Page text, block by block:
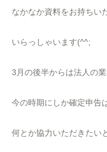
なかなか資料をお持ちい
いらっしゃいます(^^;
3月の後半からは法人の業
今の時期にしか確定申告
何とか協力いただきたい